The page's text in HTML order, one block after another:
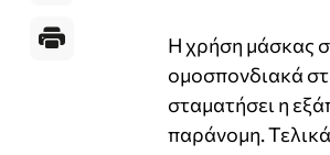
Η χρήση μάσκας
ομοσπονδιακά
σταματήσει η
παράνομη.